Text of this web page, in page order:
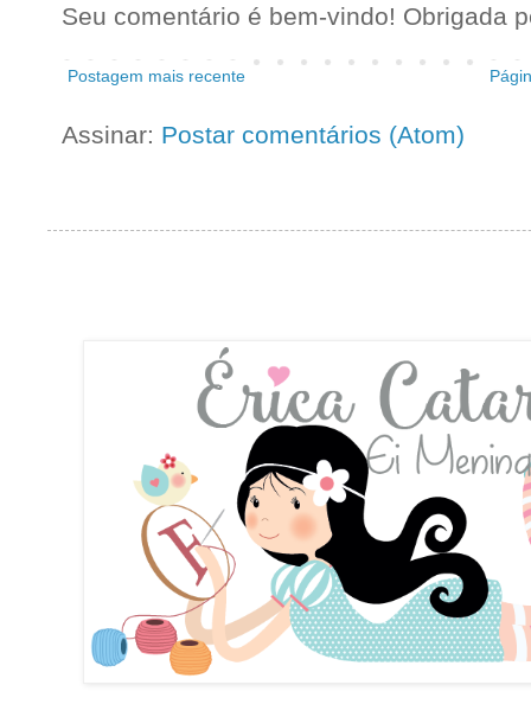
Seu comentário é bem-vindo! Obrigada
Postagem mais recente
Assinar: Postar comentários (Atom)